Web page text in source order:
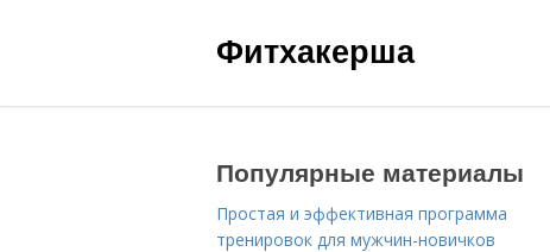
Фитхакерша
Популярные материалы
Простая и эффективная программа
тренировок для мужчин-новичков